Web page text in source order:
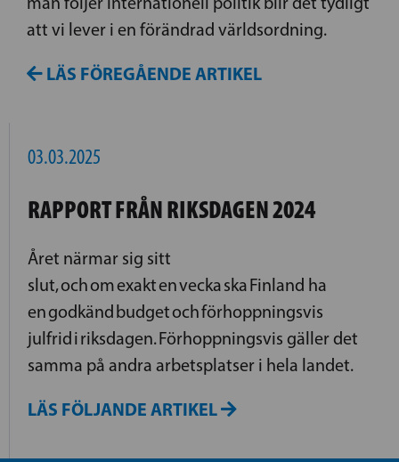
att vi lever i en förändrad världsordning.
LÄS FÖREGÅENDE ARTIKEL
03.03.2025
RAPPORT FRÅN RIKSDAGEN 2024
Året närmar sig sitt
slut, och om exakt en vecka ska Finland ha
en godkänd budget och förhoppningsvis
julfrid i riksdagen. Förhoppningsvis gäller det
samma på andra arbetsplatser i hela landet.
LÄS FÖLJANDE ARTIKEL